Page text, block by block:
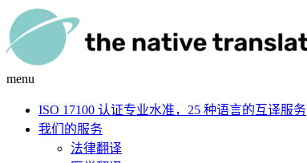
menu
ISO 17100 认证专业水准，25 种语言的互译服务
我们的服务
法律翻译